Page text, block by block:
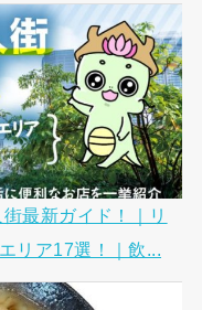
最新ガイド！｜リ
リア17選！｜飲...